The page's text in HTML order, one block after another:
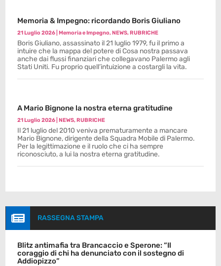
Memoria & Impegno: ricordando Boris Giuliano
21 Luglio 2026 |Memoria e Impegno,NEWS,RUBRICHE
Boris Giuliano, assassinato il 21 luglio 1979, fu il primo a
intuire che la mappa del potere di Cosa nostra passava
anche dai flussi finanziari che collegavano Palermo agli
Stati Uniti. Fu proprio quell’intuizione a costargli la vita.
A Mario Bignone la nostra eterna gratitudine
21 Luglio 2026 |NEWS,RUBRICHE
Il 21 luglio del 2010 veniva prematuramente a mancare
Mario Bignone, dirigente della Squadra Mobile di Palermo.
Per la legittimazione e il ruolo che ci ha sempre
riconosciuto, a lui la nostra eterna gratitudine.
 RASSEGNA STAMPA
Blitz antimafia tra Brancaccio e Sperone: “Il
coraggio di chi ha denunciato con il sostegno di
Addiopizzo”